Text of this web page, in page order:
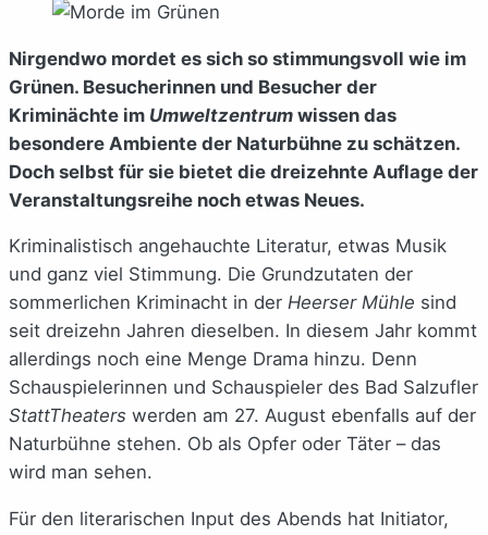
Nirgendwo mordet es sich so stimmungsvoll wie im
Grünen. Besucherinnen und Besucher der
Kriminächte im Umweltzentrum wissen das
besondere Ambiente der Naturbühne zu schätzen.
Doch selbst für sie bietet die dreizehnte Auflage der
Veranstaltungsreihe noch etwas Neues.
Kriminalistisch angehauchte Literatur, etwas Musik
und ganz viel Stimmung. Die Grundzutaten der
sommerlichen Kriminacht in der Heerser Mühle sind
seit dreizehn Jahren dieselben. In diesem Jahr kommt
allerdings noch eine Menge Drama hinzu. Denn
Schauspielerinnen und Schauspieler des Bad Salzufler
StattTheaters werden am 27. August ebenfalls auf der
Naturbühne stehen. Ob als Opfer oder Täter – das
wird man sehen.
Für den literarischen Input des Abends hat Initiator,